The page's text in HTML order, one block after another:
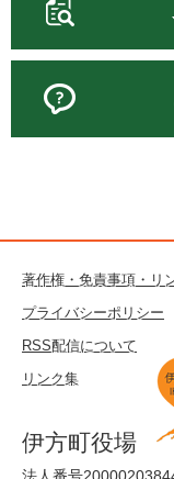
著作権・免責事項・リ
プライバシーポリシー
RSS配信について
リンク集
伊方町役場